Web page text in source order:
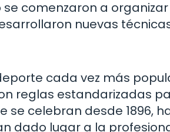
comenzaron a organizar
nuevas
cada vez más
reglas estandarizadas
se celebran desde 1896,
dado lugar a la